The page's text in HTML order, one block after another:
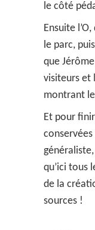
le côté
Ensuite
le parc,
que
visiteurs et
montrant
Et pour
qu’ici tous
de la
sources !